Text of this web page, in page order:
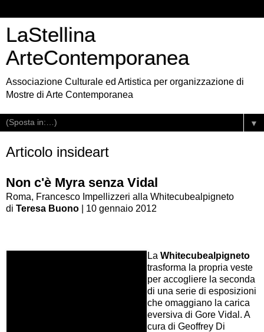
LaStellina
ArteContemporanea
Associazione Culturale ed Artistica per organizzazione di
Mostre di Arte Contemporanea
▼
Articolo insideart
Non c'è Myra senza Vidal
Roma, Francesco Impellizzeri alla Whitecubealpigneto
di Teresa Buono | 10 gennaio 2012
La Whitecubealpigneto
trasforma la propria veste
per accogliere la seconda
di una serie di esposizioni
che omaggiano la carica
eversiva di Gore Vidal. A
cura di Geoffrey Di